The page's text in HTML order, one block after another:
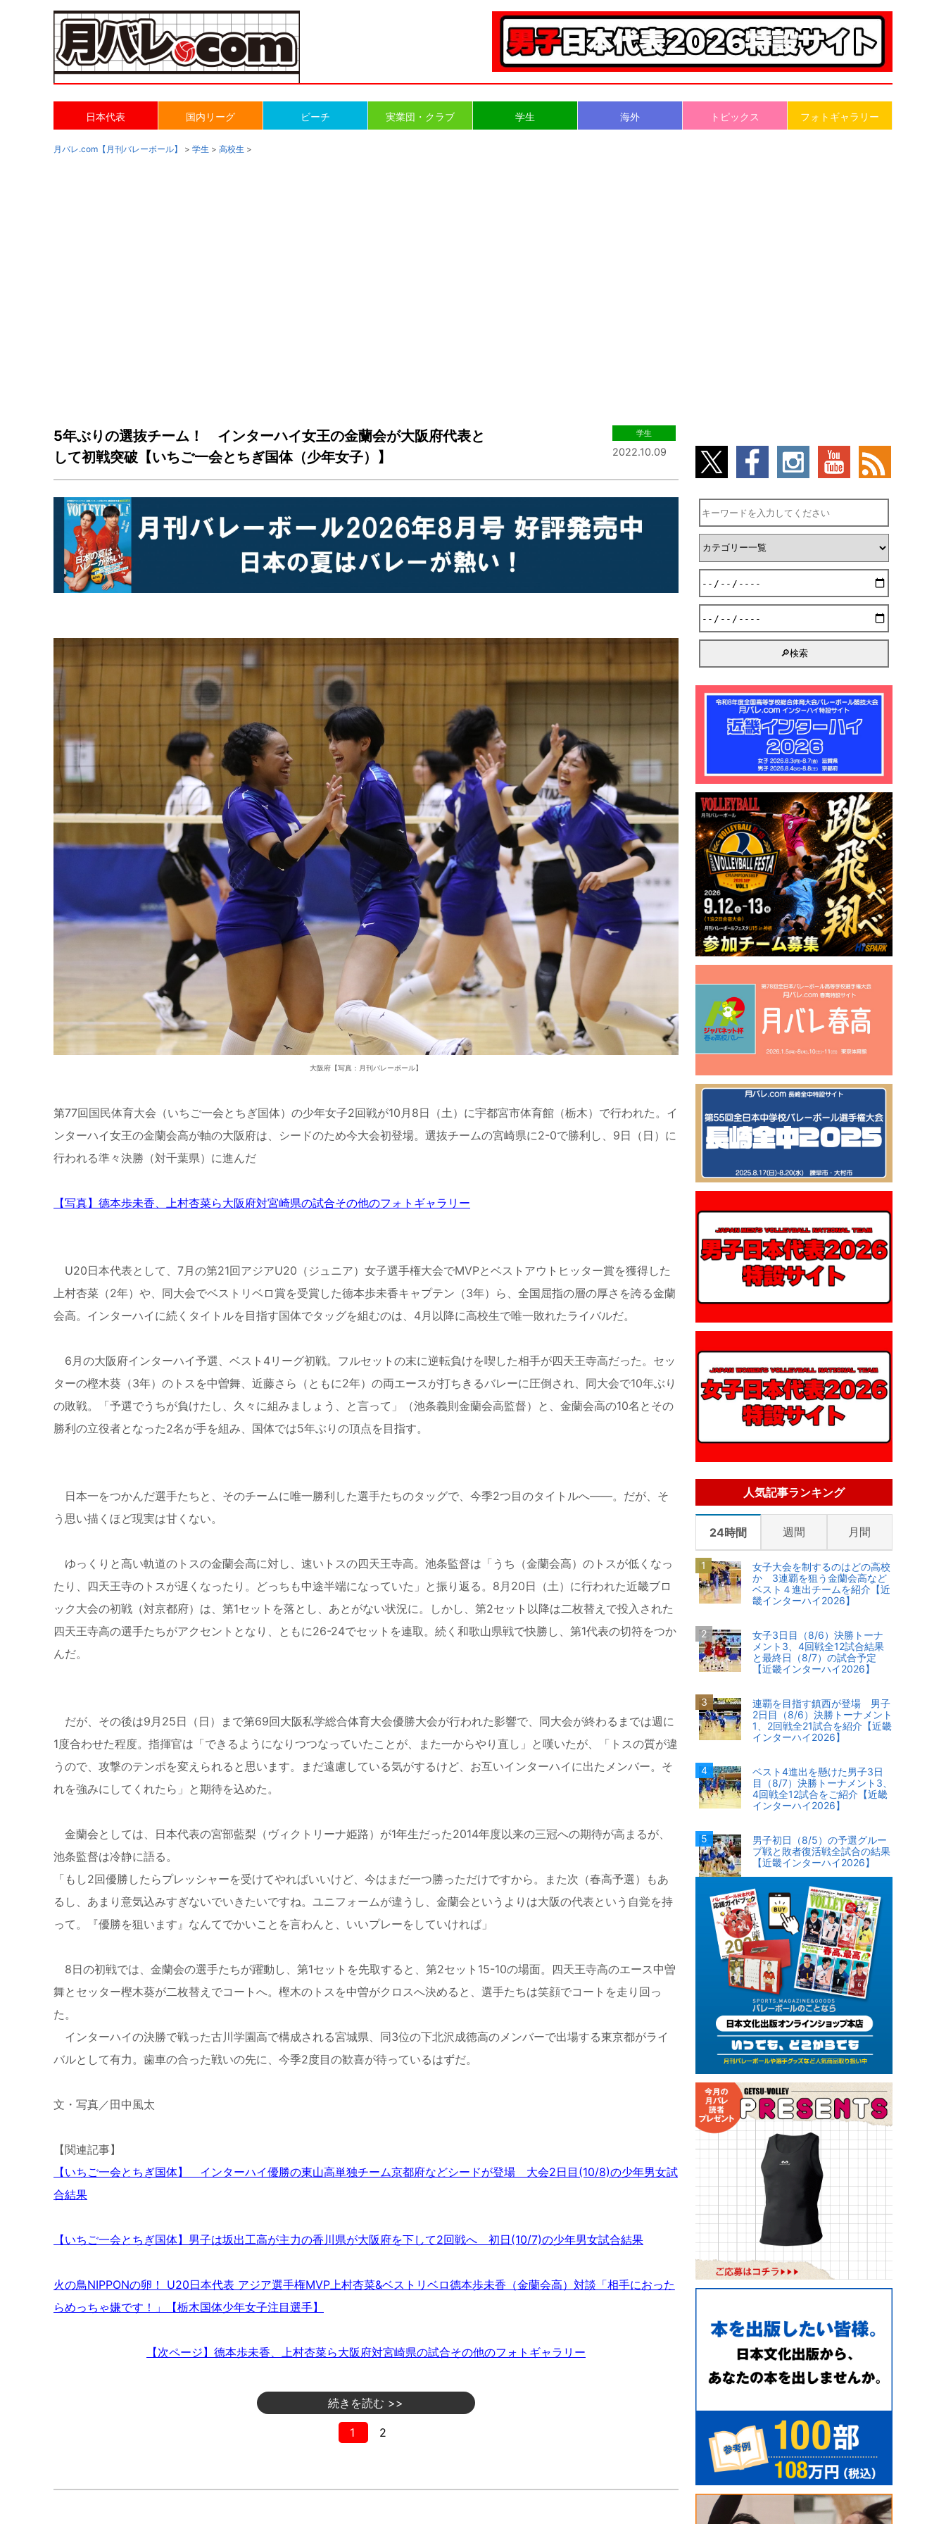
日本代表 国内リーグ ビーチ 実業団・クラブ 学生 海外 トピックス フォトギャラリー
月バレ.com【月刊バレーボール】 > 学生 > 高校生 >
5年ぶりの選抜チーム！ インターハイ女王の金蘭会が大阪府代表と
して初戦突破【いちご一会とちぎ国体（少年女子）】
学生
2022.10.09
大阪府【写真：月刊バレーボール】
第77回国民体育大会（いちご一会とちぎ国体）の少年女子2回戦が10月8日（土）に宇都宮市体育館（栃木）で行われた。イ
ンターハイ女王の金蘭会高が軸の大阪府は、シードのため今大会初登場。選抜チームの宮崎県に2-0で勝利し、9日（日）に
行われる準々決勝（対千葉県）に進んだ
【写真】德本歩未香、上村杏菜ら大阪府対宮崎県の試合その他のフォトギャラリー
U20日本代表として、7月の第21回アジアU20（ジュニア）女子選手権大会でMVPとベストアウトヒッター賞を獲得した
上村杏菜（2年）や、同大会でベストリベロ賞を受賞した德本歩未香キャプテン（3年）ら、全国屈指の層の厚さを誇る金蘭
会高。インターハイに続くタイトルを目指す国体でタッグを組むのは、4月以降に高校生で唯一敗れたライバルだ。
6月の大阪府インターハイ予選、ベスト4リーグ初戦。フルセットの末に逆転負けを喫した相手が四天王寺高だった。セッ
ターの樫木葵（3年）のトスを中曽舞、近藤さら（ともに2年）の両エースが打ちきるバレーに圧倒され、同大会で10年ぶり
の敗戦。「予選でうちが負けたし、久々に組みましょう、と言って」（池条義則金蘭会高監督）と、金蘭会高の10名とその
勝利の立役者となった2名が手を組み、国体では5年ぶりの頂点を目指す。
日本一をつかんだ選手たちと、そのチームに唯一勝利した選手たちのタッグで、今季2つ目のタイトルへ――。だが、そ
う思い描くほど現実は甘くない。
ゆっくりと高い軌道のトスの金蘭会高に対し、速いトスの四天王寺高。池条監督は「うち（金蘭会高）のトスが低くなっ
たり、四天王寺のトスが遅くなったり。どっちも中途半端になっていた」と振り返る。8月20日（土）に行われた近畿ブロ
ック大会の初戦（対京都府）は、第1セットを落とし、あとがない状況に。しかし、第2セット以降は二枚替えで投入された
四天王寺高の選手たちがアクセントとなり、ともに26-24でセットを連取。続く和歌山県戦で快勝し、第1代表の切符をつか
んだ。
だが、その後は9月25日（日）まで第69回大阪私学総合体育大会優勝大会が行われた影響で、同大会が終わるまでは週に
1度合わせた程度。指揮官は「できるようになりつつなっていたことが、また一からやり直し」と嘆いたが、「トスの質が違
うので、攻撃のテンポを変えられると思います。まだ遠慮している気がするけど、お互いインターハイに出たメンバー。そ
れを強みにしてくれたら」と期待を込めた。
金蘭会としては、日本代表の宮部藍梨（ヴィクトリーナ姫路）が1年生だった2014年度以来の三冠への期待が高まるが、
池条監督は冷静に語る。
「もし2回優勝したらプレッシャーを受けてやればいいけど、今はまだ一つ勝っただけですから。また次（春高予選）もあ
るし、あまり意気込みすぎないでいきたいですね。ユニフォームが違うし、金蘭会というよりは大阪の代表という自覚を持
って。『優勝を狙います』なんてでかいことを言わんと、いいプレーをしていければ」
8日の初戦では、金蘭会の選手たちが躍動し、第1セットを先取すると、第2セット15-10の場面。四天王寺高のエース中曽
舞とセッター樫木葵が二枚替えでコートへ。樫木のトスを中曽がクロスへ決めると、選手たちは笑顔でコートを走り回っ
た。
インターハイの決勝で戦った古川学園高で構成される宮城県、同3位の下北沢成徳高のメンバーで出場する東京都がライ
バルとして有力。歯車の合った戦いの先に、今季2度目の歓喜が待っているはずだ。
文・写真／田中風太
【関連記事】
【いちご一会とちぎ国体】 インターハイ優勝の東山高単独チーム京都府などシードが登場 大会2日目(10/8)の少年男女試
合結果
【いちご一会とちぎ国体】男子は坂出工高が主力の香川県が大阪府を下して2回戦へ 初日(10/7)の少年男女試合結果
火の鳥NIPPONの卵！ U20日本代表 アジア選手権MVP上村杏菜&ベストリベロ德本歩未香（金蘭会高）対談「相手におった
らめっちゃ嫌です！」【栃木国体少年女子注目選手】
【次ページ】德本歩未香、上村杏菜ら大阪府対宮崎県の試合その他のフォトギャラリー
続きを読む >>
1 2
人気記事ランキング
24時間 週間 月間
女子大会を制するのはどの高校
か 3連覇を狙う金蘭会高など
ベスト４進出チームを紹介【近
畿インターハイ2026】
女子3日目（8/6）決勝トーナ
メント3、4回戦全12試合結果
と最終日（8/7）の試合予定
【近畿インターハイ2026】
連覇を目指す鎮西が登場 男子
2日目（8/6）決勝トーナメント
1、2回戦全21試合を紹介【近畿
インターハイ2026】
ベスト4進出を懸けた男子3日
目（8/7）決勝トーナメント3、
4回戦全12試合をご紹介【近畿
インターハイ2026】
男子初日（8/5）の予選グルー
プ戦と敗者復活戦全試合の結果
【近畿インターハイ2026】